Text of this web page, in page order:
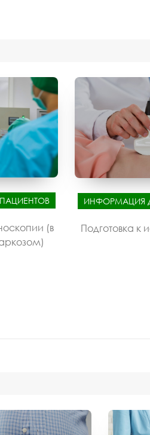
(в
ИНФОРМАЦИЯ
Подготовка к